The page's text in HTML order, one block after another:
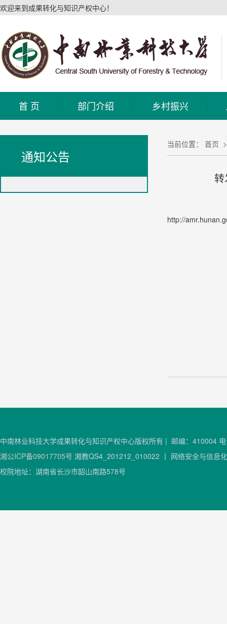
欢迎来到成果转化与知识产权中心！
首 页 部门介绍 乡村振兴
通知公告
当前位置： 首页
http://
中南林业科技大学成果转化与知识产权中心版权所有 | 邮编：410004
湘公ICP备09017705号 湘教QS4_201212_010022 丨 网络安全与信息
校院地址：湖南省长沙市韶山南路578号